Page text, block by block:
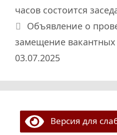
часов состоится
Объявление о
замещение
03.07.2025
Версия для